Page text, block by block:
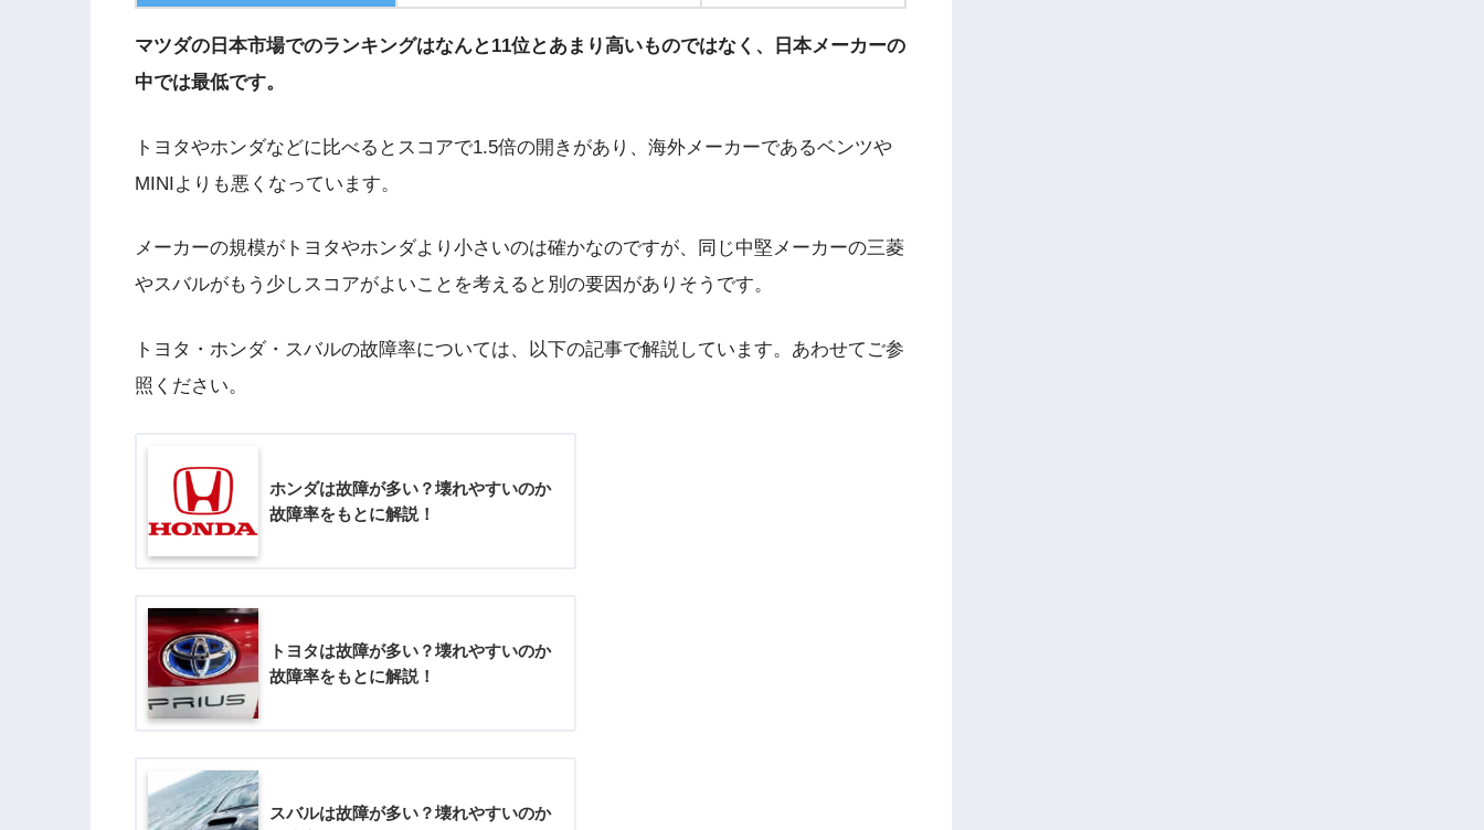
マツダの日本市場でのランキングはなんと11位とあまり高いものではなく、日本メーカーの
中では最低です。
トヨタやホンダなどに比べるとスコアで1.5倍の開きがあり、海外メーカーであるベンツや
MINIよりも悪くなっています。
メーカーの規模がトヨタやホンダより小さいのは確かなのですが、同じ中堅メーカーの三菱
やスバルがもう少しスコアがよいことを考えると別の要因がありそうです。
トヨタ・ホンダ・スバルの故障率については、以下の記事で解説しています。あわせてご参
照ください。
ホンダは故障が多い？壊れやすいのか
故障率をもとに解説！
トヨタは故障が多い？壊れやすいのか
故障率をもとに解説！
スバルは故障が多い？壊れやすいのか